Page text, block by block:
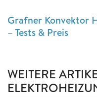
Grafner Konvektor
– Tests & Preis
WEITERE